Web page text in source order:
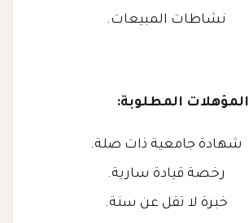
نشاطات المبيعات.
المؤهلات المطلوبة:
شهادة جامعية ذات صلة.
رخصة قيادة سارية.
خبرة لا تقل عن سنة.